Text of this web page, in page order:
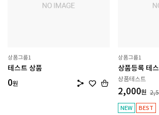
상품그룹1
테스트 상품
0원
상품그룹1
상품등록 테
상품테스트
2,000원
NEW BEST